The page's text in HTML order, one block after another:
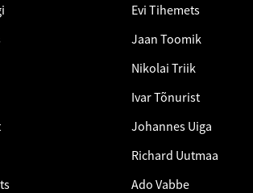
Evi Tihemets
Jaan Toomik
Nikolai Triik
Ivar Tõnurist
Johannes Uiga
Richard Uutmaa
Ado Vabbe